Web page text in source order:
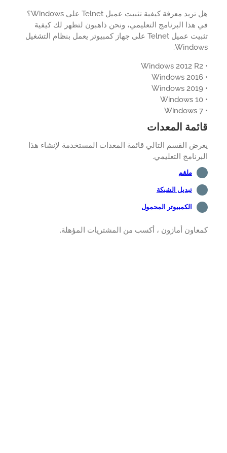
هل تريد معرفة كيفية تثبيت عميل Telnet على Windows؟
هذا البرنامج التعليمي، ونحن ذاهبون لتظهر لك كيفية
تثبيت عميل Telnet على جهاز كمبيوتر يعمل بنظام التشغيل
المعدات
القسم التالي قائمة المعدات المستخدمة لإنشاء هذا
التعليمي.
ملقم
تبديل الشبكة
الكمبيوتر المحمول
أمازون ، أكسب من المشتريات المؤهلة.